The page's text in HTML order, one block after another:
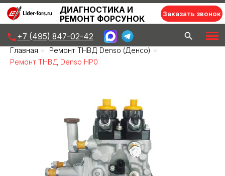
Заказать звонок
ДИАГНОСТИКА И
РЕМОНТ ФОРСУНОК
Главная » Ремонт ТНВД Denso (Денсо) »
Ремонт ТНВД Denso НР0